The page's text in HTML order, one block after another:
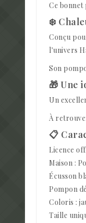
Ce
❄️
Conçu
l'univers
Son
🎁 Une
Un
À
📋
Licence
Maison :
Écusson
Pompon
Coloris :
Taille